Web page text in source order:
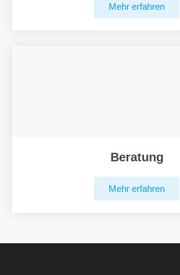
Mehr erfahren
Beratung
Mehr erfahren